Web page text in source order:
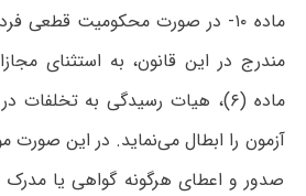
ماده ۱۰- در صورت محکومیت قطعی
مندرج در این قانون، به استثنای
ماده (۶)، هیات رسیدگی به
آزمون را ابطال می‌نماید. در این صورت
صدور و اعطای هرگونه گواهی یا